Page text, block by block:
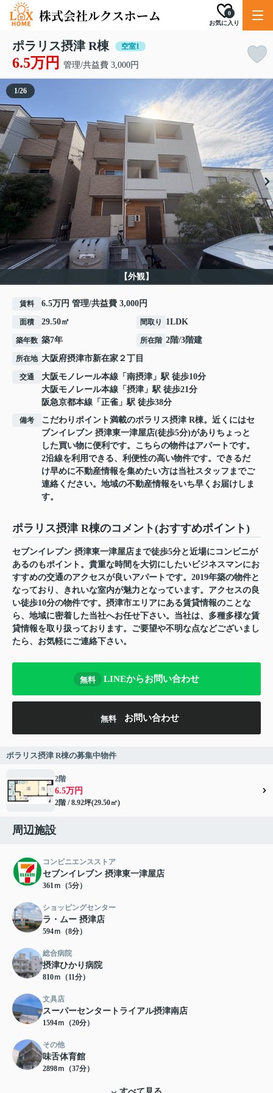
お気に入り
0
ポラリス摂津 R棟 空室1
6.5万円 管理/共益費 3,000円
【外観】
1/26
賃料 6.5万円 管理/共益費 3,000円
面積 29.50㎡ 間取り 1LDK
築年数 築7年 所在階 2階/3階建
所在地 大阪府摂津市新在家 ２丁目
交通 大阪モノレール本線 「 南摂津 」駅 徒歩10分
大阪モノレール本線 「 摂津 」駅 徒歩21分
阪急京都本線 「 正雀 」駅 徒歩38分
備考
こだわりポイント満載のポラリス摂津 R棟。近くにはセ
ブンイレブン 摂津東一津屋店(徒歩5分)がありちょっと
した買い物に便利です。こちらの物件はアパートです。
2沿線を利用できる、利便性の高い物件です。できるだ
け早めに不動産情報を集めたい方は当社スタッフまでご
連絡ください。地域の不動産情報をいち早くお届けしま
す。
ポラリス摂津 R棟のコメント(おすすめポイント)
セブンイレブン 摂津東一津屋店まで徒歩5分と近場にコンビニが
あるのもポイント。貴重な時間を大切にしたいビジネスマンにお
すすめの交通のアクセスが良いアパートです。2019年築の物件と
なっており、きれいな室内が魅力となっています。アクセスの良
い徒歩10分の物件です。摂津市エリアにある賃貸情報のことな
ら、地域に密着した当社へお任せ下さい。当社は、多種多様な賃
貸情報を取り扱っております。ご要望や不明な点などございまし
たら、お気軽にご連絡下さい。
無料 LINEからお問い合わせ
無料 お問い合わせ
ポラリス摂津 R棟の募集中物件
2階
6.5万円
2階 / 8.92坪(29.50㎡)
周辺施設
コンビニエンスストア
セブンイレブン 摂津東一津屋店
361ｍ（5分）
ショッピングセンター
ラ・ムー 摂津店
594ｍ（8分）
総合病院
摂津ひかり病院
810ｍ（11分）
文具店
スーパーセンタートライアル摂津南店
1594ｍ（20分）
その他
味舌体育館
2898ｍ（37分）